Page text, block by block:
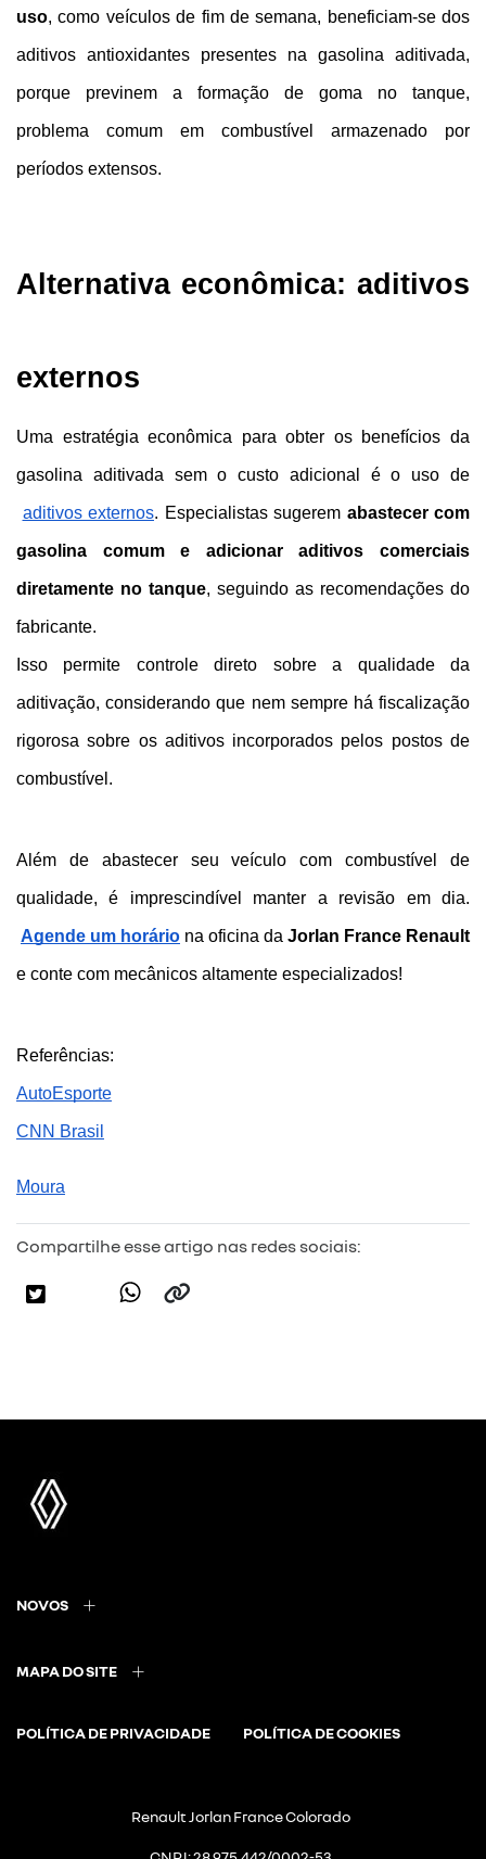
uso, como veículos de fim de semana, beneficiam-se dos
aditivos antioxidantes presentes na gasolina aditivada,
porque previnem a formação de goma no tanque,
problema comum em combustível armazenado por
períodos extensos.
Alternativa econômica: aditivos
externos
Uma estratégia econômica para obter os benefícios da
gasolina aditivada sem o custo adicional é o uso de
aditivos externos. Especialistas sugerem abastecer com
gasolina comum e adicionar aditivos comerciais
diretamente no tanque, seguindo as recomendações do
fabricante.
Isso permite controle direto sobre a qualidade da
aditivação, considerando que nem sempre há fiscalização
rigorosa sobre os aditivos incorporados pelos postos de
combustível.
Além de abastecer seu veículo com combustível de
qualidade, é imprescindível manter a revisão em dia.
Agende um horário na oficina da Jorlan France Renault
e conte com mecânicos altamente especializados!
Referências:
AutoEsporte
CNN Brasil
Moura
Compartilhe esse artigo nas redes sociais:
NOVOS
MAPA DO SITE
POLÍTICA DE PRIVACIDADE POLÍTICA DE COOKIES
Renault Jorlan France Colorado